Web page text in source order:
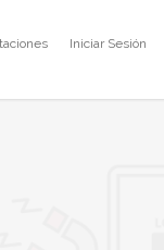
Iniciar Sesión